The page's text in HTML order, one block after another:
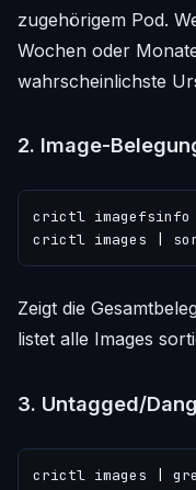
zugehörigem Pod.
Wochen oder
wahrscheinlichste
2. Image-
crictl images
Zeigt die
listet alle Images
3. Untagged/
crictl images